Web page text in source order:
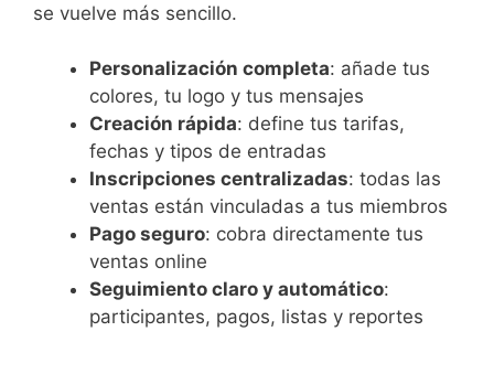
se vuelve más sencillo.
Personalización completa: añade tus
colores, tu logo y tus mensajes
Creación rápida: define tus tarifas,
fechas y tipos de entradas
Inscripciones centralizadas: todas las
ventas están vinculadas a tus miembros
Pago seguro: cobra directamente tus
ventas online
Seguimiento claro y automático:
participantes, pagos, listas y reportes